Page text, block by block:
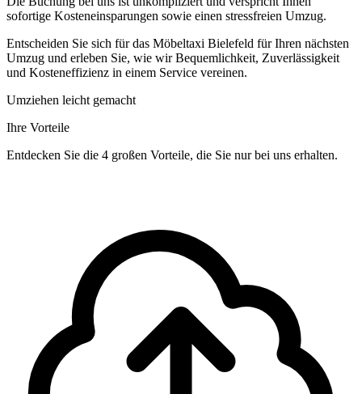
sofortige Kosteneinsparungen sowie einen stressfreien Umzug.
Entscheiden Sie sich für das Möbeltaxi Bielefeld für Ihren nächsten
Umzug und erleben Sie, wie wir Bequemlichkeit, Zuverlässigkeit
und Kosteneffizienz in einem Service vereinen.
Umziehen leicht gemacht
Ihre Vorteile
Entdecken Sie die 4 großen Vorteile, die Sie nur bei uns erhalten.